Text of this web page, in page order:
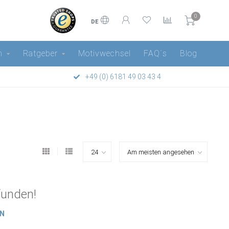
DE
0
Ratgeber Motivwechsel FAQ´s Blog
+49 (0) 6181 49 03 43 4